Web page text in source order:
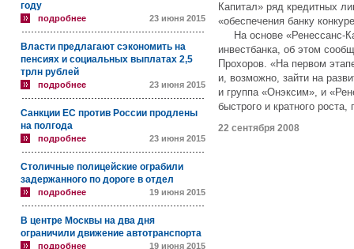
году
подробнее 23 июня 2015
Власти предлагают сэкономить на
пенсиях и социальных выплатах 2,5
трлн рублей
подробнее 23 июня 2015
Санкции ЕС против России продлены
на полгода
подробнее 23 июня 2015
Столичные полицейские ограбили
задержанного по дороге в отдел
подробнее 19 июня 2015
В центре Москвы на два дня
ограничили движение автотранспорта
подробнее 19 июня 2015
Капитал» ряд кредитных
«обеспечения банку
На основе «Ренессанс-
инвестбанка, об этом
Прохоров. «На первом
и, возможно, зайти на
и группа «Онэксим», и
быстрого и кратного роста,
22 сентября 2008